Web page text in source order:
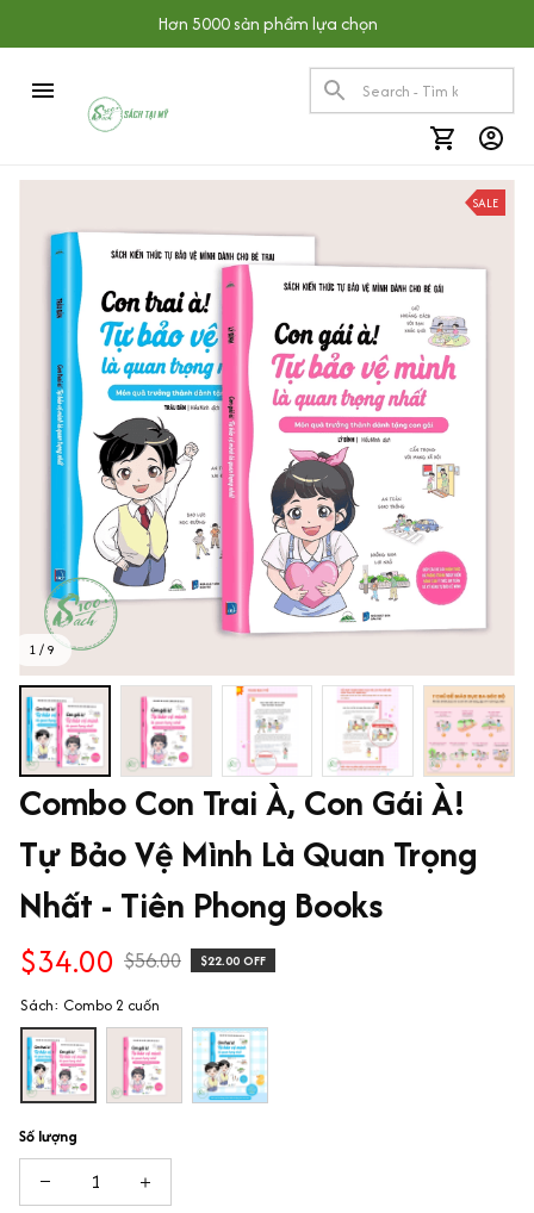
Hơn 5000 sản phẩm lựa chọn
1 / 9
SALE
Combo Con Trai À, Con Gái À!
Tự Bảo Vệ Mình Là Quan Trọng
Nhất - Tiên Phong Books
$34.00 $56.00 $22.00 OFF
Sách: Combo 2 cuốn
Số lượng